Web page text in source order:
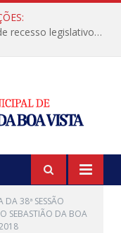
Câmara Municipal informa calendário de recesso legislativo de julho
DA 38ª SESSÃO
SEBASTIÃO DA BOA